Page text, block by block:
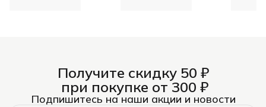
Получите скидку 50 ₽
при покупке от 300 ₽
Подпишитесь на наши акции и новости